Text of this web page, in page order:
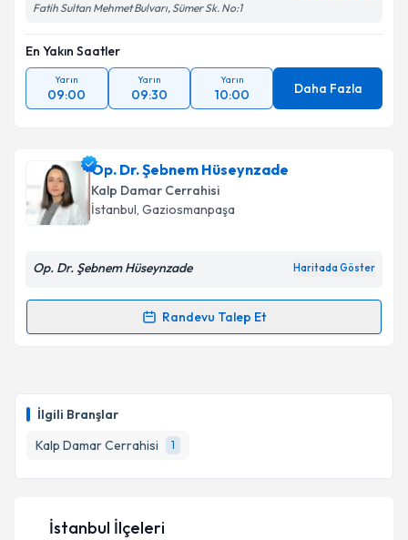
İlgili Branşlar
Kalp Damar Cerrahisi
1
Kişisel verilerimin işlenmesine ilişkin
Metni'ni okudum ve kişisel verilerimin belirtilen
kapsamda işlenmesini kabul ediyorum.
Takvim Talebini Gönder
Fatih Sultan Mehmet Bulvarı, Sümer Sk. No:1
En Yakın Saatler
Yarın
09:00
Yarın
09:30
Yarın
10:00 Daha Fazla
Op. Dr. Şebnem Hüseynzade
Kalp Damar Cerrahisi
İstanbul, Gaziosmanpaşa
Op. Dr. Şebnem Hüseynzade Haritada Göster
Randevu Talep Et
Randevu Takvimi Talebi
için bir takvim hazırlandığında e-posta ile
bilgilendireceğiz.
E-posta Adresiniz
İstanbul İlçeleri